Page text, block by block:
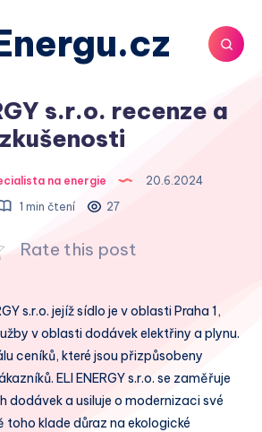
s.r.o. recenze a
zkušenosti
na energie
20.6.2024
1 min čtení
27
Rate this post
s.r.o. jejíž sídlo je v oblasti Praha 1,
v oblasti dodávek elektřiny a plynu.
ceníků, které jsou přizpůsobeny
ELI ENERGY s.r.o. se zaměřuje
dodávek a usiluje o modernizaci své
toho klade důraz na ekologické